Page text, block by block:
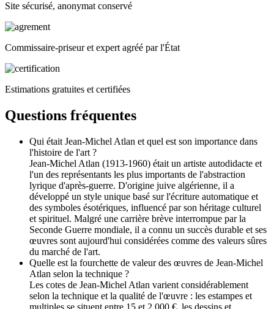
Site sécurisé, anonymat conservé
Commissaire-priseur et expert agréé par l'État
Estimations gratuites et certifiées
Questions fréquentes
Qui était Jean-Michel Atlan et quel est son importance dans
l'histoire de l'art ?
Jean-Michel Atlan (1913-1960) était un artiste autodidacte et
l'un des représentants les plus importants de l'abstraction
lyrique d'après-guerre. D'origine juive algérienne, il a
développé un style unique basé sur l'écriture automatique et
des symboles ésotériques, influencé par son héritage culturel
et spirituel. Malgré une carrière brève interrompue par la
Seconde Guerre mondiale, il a connu un succès durable et ses
œuvres sont aujourd'hui considérées comme des valeurs sûres
du marché de l'art.
Quelle est la fourchette de valeur des œuvres de Jean-Michel
Atlan selon la technique ?
Les cotes de Jean-Michel Atlan varient considérablement
selon la technique et la qualité de l'œuvre : les estampes et
multiples se situent entre 15 et 2 000 €, les dessins et